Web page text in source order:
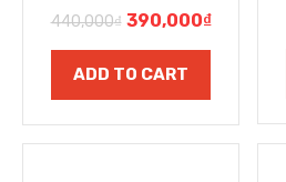
440,000₫ 390,000₫
ADD TO CART